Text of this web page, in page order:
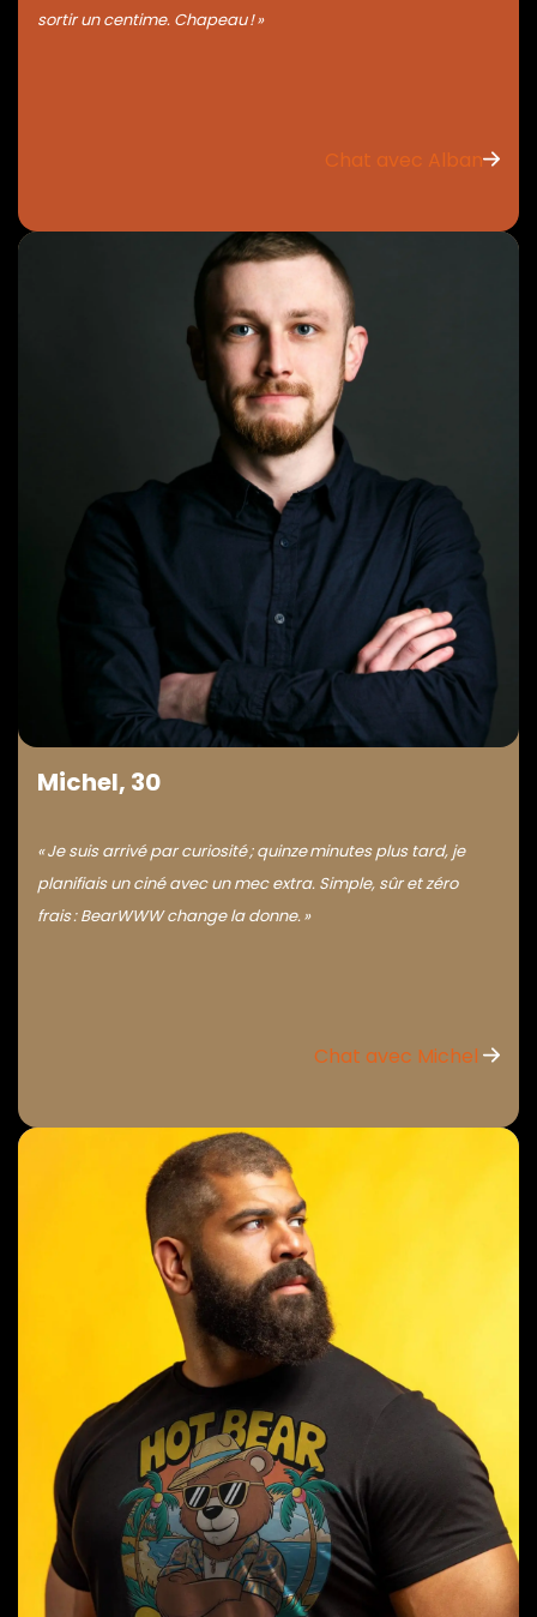
sortir un centime. Chapeau ! »
Chat avec Alban
Michel, 30
« Je suis arrivé par curiosité ; quinze minutes plus tard, je
planifiais un ciné avec un mec extra. Simple, sûr et zéro
frais : BearWWW change la donne. »
Chat avec Michel